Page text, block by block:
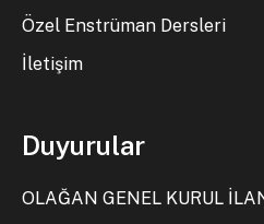
Özel Enstrüman Dersleri
İletişim
Duyurular
OLAĞAN GENEL KURUL